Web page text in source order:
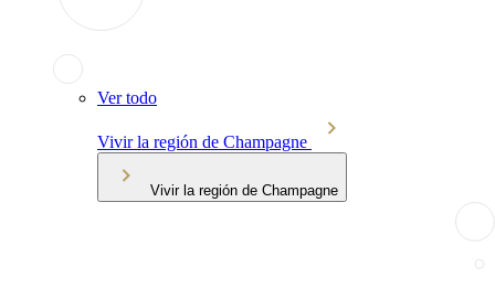
Ver todo
Vivir la región de Champagne
Vivir la región de Champagne